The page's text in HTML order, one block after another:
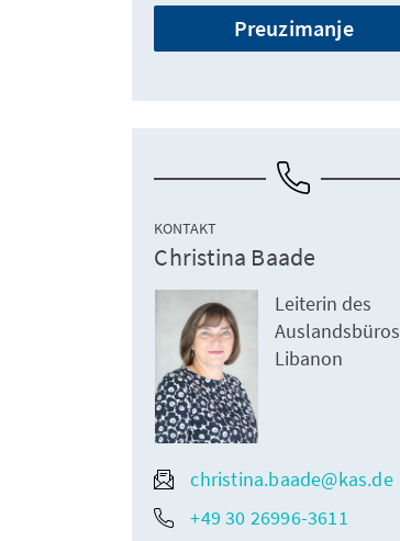
Preuzimanje
KONTAKT
Christina Baade
Leiterin des
Auslandsbüros
Libanon
christina.baade@kas.de
+49 30 26996-3611